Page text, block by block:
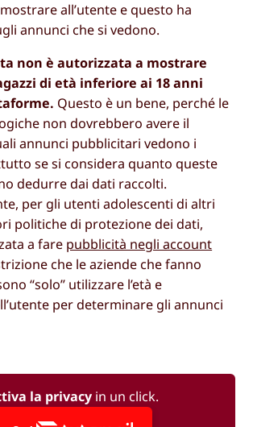
all’utente e questo ha
annunci che si vedono.
non è autorizzata a mostrare
di età inferiore ai 18 anni
Questo è un bene, perché le
non dovrebbero avere il
annunci pubblicitari vedono i
se si considera quanto queste
dedurre dai dati raccolti.
per gli utenti adolescenti di altri
politiche di protezione dei dati,
a fare pubblicità negli account
che le aziende che fanno
“solo” utilizzare l’età e
per determinare gli annunci
la privacyin un click.